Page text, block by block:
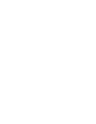
como
de
de vidro
não está no
B2B e a venda